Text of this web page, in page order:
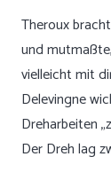
Theroux
und
vielleicht mit
Delevingne
Dreharbeiten
Der Dreh lag